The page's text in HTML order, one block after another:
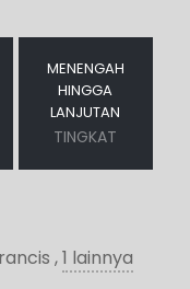
MENENGAH
HINGGA
LANJUTAN
TINGKAT
,1 lainnya